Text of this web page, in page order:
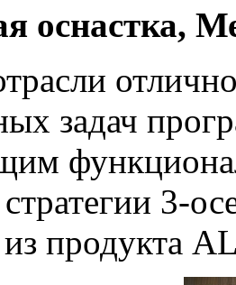
оснастка,
задач
3-
из продукта